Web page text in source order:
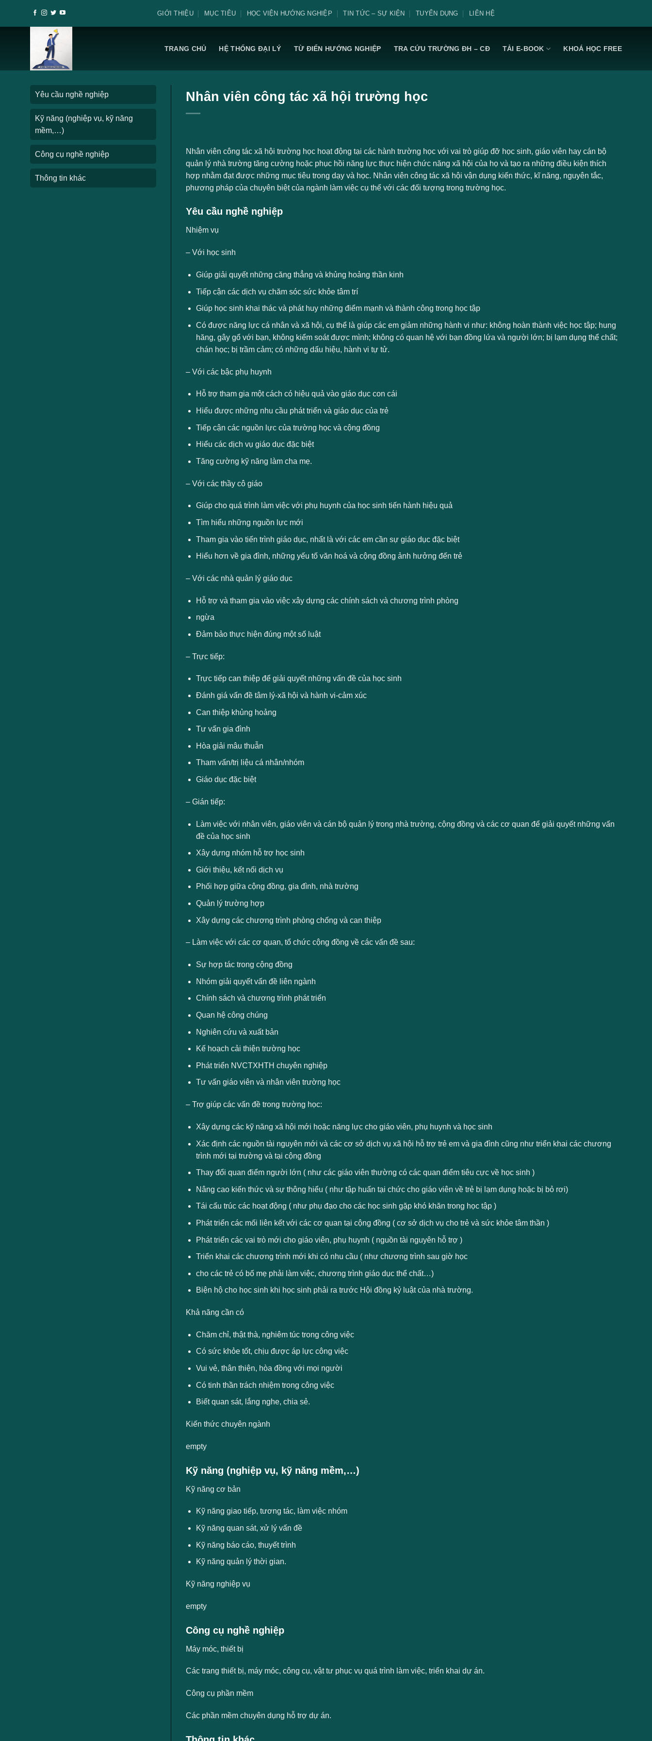
GIỚI THIỆU MỤC TIÊU HỌC VIỆN HƯỚNG NGHIỆP TIN TỨC – SỰ KIỆN TUYỂN DỤNG LIÊN HỆ
TRANG CHỦ HỆ THỐNG ĐẠI LÝ TỪ ĐIỂN HƯỚNG NGHIỆP TRA CỨU TRƯỜNG ĐH – CĐ TẢI E-BOOK KHOÁ HỌC FREE
Yêu cầu nghề nghiệp
Kỹ năng (nghiệp vụ, kỹ năng
mềm,…)
Công cụ nghề nghiệp
Thông tin khác
Nhân viên công tác xã hội trường học
Nhân viên công tác xã hội trường học hoạt động tại các hành trường học với vai trò giúp đỡ học sinh, giáo viên hay cán bộ
quản lý nhà trường tăng cường hoặc phục hồi năng lực thực hiện chức năng xã hội của họ và tạo ra những điều kiện thích
hợp nhằm đạt được những mục tiêu trong dạy và học. Nhân viên công tác xã hội vận dụng kiến thức, kĩ năng, nguyên tắc,
phương pháp của chuyên biệt của ngành làm việc cụ thể với các đối tượng trong trường học.
Yêu cầu nghề nghiệp
Nhiệm vụ
– Với học sinh
Giúp giải quyết những căng thẳng và khủng hoảng thần kinh
Tiếp cận các dịch vụ chăm sóc sức khỏe tâm trí
Giúp học sinh khai thác và phát huy những điểm mạnh và thành công trong học tập
Có được năng lực cá nhân và xã hội, cụ thể là giúp các em giảm những hành vi như: không hoàn thành việc học tập; hung
hăng, gây gổ với bạn, không kiểm soát được mình; không có quan hệ với bạn đồng lứa và người lớn; bị lạm dụng thể chất;
chán học; bị trầm cảm; có những dấu hiệu, hành vi tự tử.
– Với các bậc phụ huynh
Hỗ trợ tham gia một cách có hiệu quả vào giáo dục con cái
Hiểu được những nhu cầu phát triển và giáo dục của trẻ
Tiếp cận các nguồn lực của trường học và cộng đồng
Hiểu các dịch vụ giáo dục đặc biệt
Tăng cường kỹ năng làm cha mẹ.
– Với các thầy cô giáo
Giúp cho quá trình làm việc với phụ huynh của học sinh tiến hành hiệu quả
Tìm hiểu những nguồn lực mới
Tham gia vào tiến trình giáo dục, nhất là với các em cần sự giáo dục đặc biệt
Hiểu hơn về gia đình, những yếu tố văn hoá và cộng đồng ảnh hưởng đến trẻ
– Với các nhà quản lý giáo dục
Hỗ trợ và tham gia vào việc xây dựng các chính sách và chương trình phòng
ngừa
Đảm bảo thực hiện đúng một số luật
– Trực tiếp:
Trực tiếp can thiệp để giải quyết những vấn đề của học sinh
Đánh giá vấn đề tâm lý-xã hội và hành vi-cảm xúc
Can thiệp khủng hoảng
Tư vấn gia đình
Hòa giải mâu thuẫn
Tham vấn/trị liệu cá nhân/nhóm
Giáo dục đặc biệt
– Gián tiếp:
Làm việc với nhân viên, giáo viên và cán bộ quản lý trong nhà trường, cộng đồng và các cơ quan để giải quyết những vấn
đề của học sinh
Xây dựng nhóm hỗ trợ học sinh
Giới thiệu, kết nối dịch vụ
Phối hợp giữa cộng đồng, gia đình, nhà trường
Quản lý trường hợp
Xây dựng các chương trình phòng chống và can thiệp
– Làm việc với các cơ quan, tổ chức cộng đồng về các vấn đề sau:
Sự hợp tác trong cộng đồng
Nhóm giải quyết vấn đề liên ngành
Chính sách và chương trình phát triển
Quan hệ công chúng
Nghiên cứu và xuất bản
Kế hoạch cải thiện trường học
Phát triển NVCTXHTH chuyên nghiệp
Tư vấn giáo viên và nhân viên trường học
– Trợ giúp các vấn đề trong trường học:
Xây dựng các kỹ năng xã hội mới hoặc năng lực cho giáo viên, phụ huynh và học sinh
Xác định các nguồn tài nguyên mới và các cơ sở dịch vụ xã hội hỗ trợ trẻ em và gia đình cũng như triển khai các chương
trình mới tại trường và tại cộng đồng
Thay đổi quan điểm người lớn ( như các giáo viên thường có các quan điểm tiêu cực về học sinh )
Nâng cao kiến thức và sự thông hiểu ( như tập huấn tại chức cho giáo viên về trẻ bị lạm dụng hoặc bị bỏ rơi)
Tái cấu trúc các hoạt động ( như phụ đạo cho các học sinh gặp khó khăn trong học tập )
Phát triển các mối liên kết với các cơ quan tại cộng đồng ( cơ sở dịch vụ cho trẻ và sức khỏe tâm thần )
Phát triển các vai trò mới cho giáo viên, phụ huynh ( nguồn tài nguyên hỗ trợ )
Triển khai các chương trình mới khi có nhu cầu ( như chương trình sau giờ học
cho các trẻ có bố mẹ phải làm việc, chương trình giáo dục thể chất…)
Biện hộ cho học sinh khi học sinh phải ra trước Hội đồng kỷ luật của nhà trường.
Khả năng cần có
Chăm chỉ, thật thà, nghiêm túc trong công việc
Có sức khỏe tốt, chịu được áp lực công việc
Vui vẻ, thân thiện, hòa đồng với mọi người
Có tinh thần trách nhiệm trong công việc
Biết quan sát, lắng nghe, chia sẻ.
Kiến thức chuyên ngành
empty
Kỹ năng (nghiệp vụ, kỹ năng mềm,…)
Kỹ năng cơ bản
Kỹ năng giao tiếp, tương tác, làm việc nhóm
Kỹ năng quan sát, xử lý vấn đề
Kỹ năng báo cáo, thuyết trình
Kỹ năng quản lý thời gian.
Kỹ năng nghiệp vụ
empty
Công cụ nghề nghiệp
Máy móc, thiết bị
Các trang thiết bị, máy móc, công cụ, vật tư phục vụ quá trình làm việc, triển khai dự án.
Công cụ phần mềm
Các phần mềm chuyên dụng hỗ trợ dự án.